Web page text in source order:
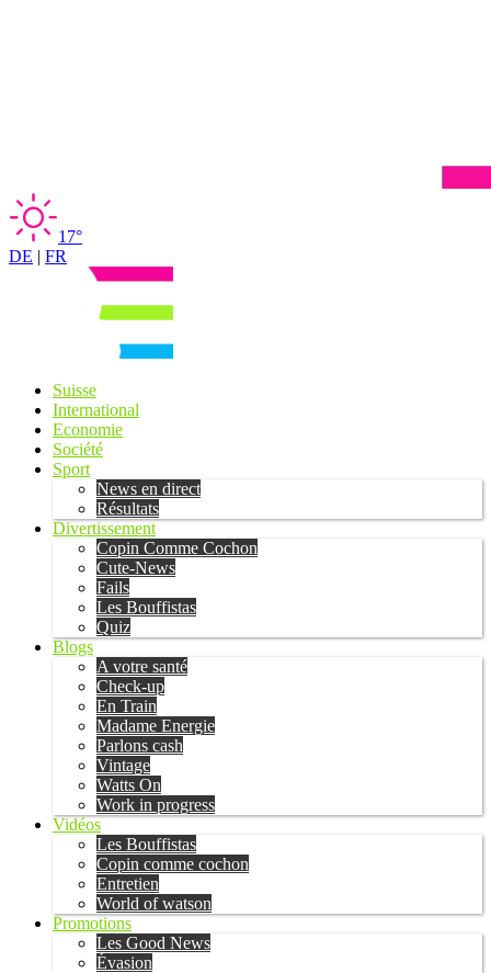
17°
DE | FR
Suisse
International
Economie
Société
Sport
News en direct
Résultats
Divertissement
Copin Comme Cochon
Cute-News
Fails
Les Bouffistas
Quiz
Blogs
A votre santé
Check-up
En Train
Madame Energie
Parlons cash
Vintage
Watts On
Work in progress
Vidéos
Les Bouffistas
Copin comme cochon
Entretien
World of watson
Promotions
Les Good News
Évasion